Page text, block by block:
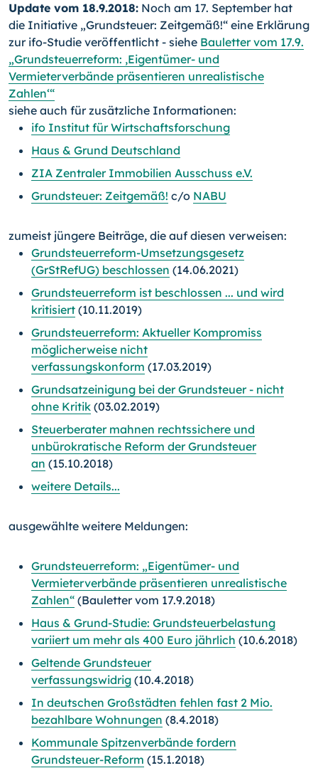
Update vom 18.9.2018: Noch am 17. September hat
die Initiative „Grundsteuer: Zeitgemäß!“ eine Erklärung
zur ifo-Studie veröffentlicht - siehe Bauletter vom 17.9.
„Grundsteuerreform: ,Eigentümer- und
Vermieterverbände präsentieren unrealistische
Zahlen‘“
siehe auch für zusätzliche Informationen:
ifo Institut für Wirtschaftsforschung
Haus & Grund Deutschland
ZIA Zentraler Immobilien Ausschuss e.V.
Grundsteuer: Zeitgemäß! c/o NABU
zumeist jüngere Beiträge, die auf diesen verweisen:
Grundsteuerreform-Umsetzungsgesetz
(GrStRefUG) beschlossen (14.06.2021)
Grundsteuerreform ist beschlossen ... und wird
kritisiert (10.11.2019)
Grundsteuerreform: Aktueller Kompromiss
möglicherweise nicht
verfassungskonform (17.03.2019)
Grundsatzeinigung bei der Grundsteuer - nicht
ohne Kritik (03.02.2019)
Steuerberater mahnen rechtssichere und
unbürokratische Reform der Grundsteuer
an (15.10.2018)
weitere Details...
ausgewählte weitere Meldungen:
Grundsteuerreform: „Eigentümer- und
Vermieterverbände präsentieren unrealistische
Zahlen“ (Bauletter vom 17.9.2018)
Haus & Grund-Studie: Grundsteuerbelastung
variiert um mehr als 400 Euro jährlich (10.6.2018)
Geltende Grundsteuer
verfassungswidrig (10.4.2018)
In deutschen Großstädten fehlen fast 2 Mio.
bezahlbare Wohnungen (8.4.2018)
Kommunale Spitzenverbände fordern
Grundsteuer-Reform (15.1.2018)